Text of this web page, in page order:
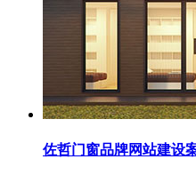
佐哲门窗品牌网站建设